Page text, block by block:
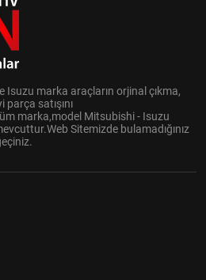
marka araçların orjinal çıkma,
parça satışını
marka,model Mitsubishi - Isuzu
Sitemizde bulamadığınız